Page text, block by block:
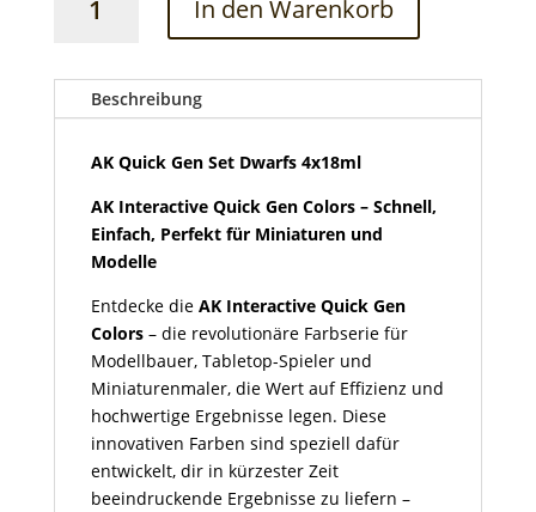
Quick
Dwarfs
4x18ml
Menge
In den Warenkorb
Beschreibung
AK Quick Gen Set Dwarfs 4x18ml
AK Interactive Quick Gen Colors – Schnell,
Einfach, Perfekt für Miniaturen und
Modelle
Entdecke die AK Interactive Quick Gen
Colors– die revolutionäre Farbserie für
Modellbauer, Tabletop-Spieler und
Miniaturenmaler, die Wert auf Effizienz und
hochwertige Ergebnisse legen. Diese
innovativen Farben sind speziell dafür
entwickelt, dir in kürzester Zeit
beeindruckende Ergebnisse zu liefern –